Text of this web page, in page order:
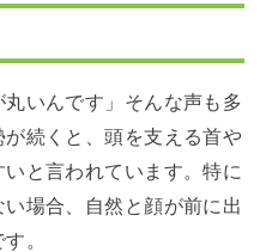
丸いんです」そんな声も多
続くと、頭を支える首や
と言われています。特に
場合、自然と顔が前に出
。